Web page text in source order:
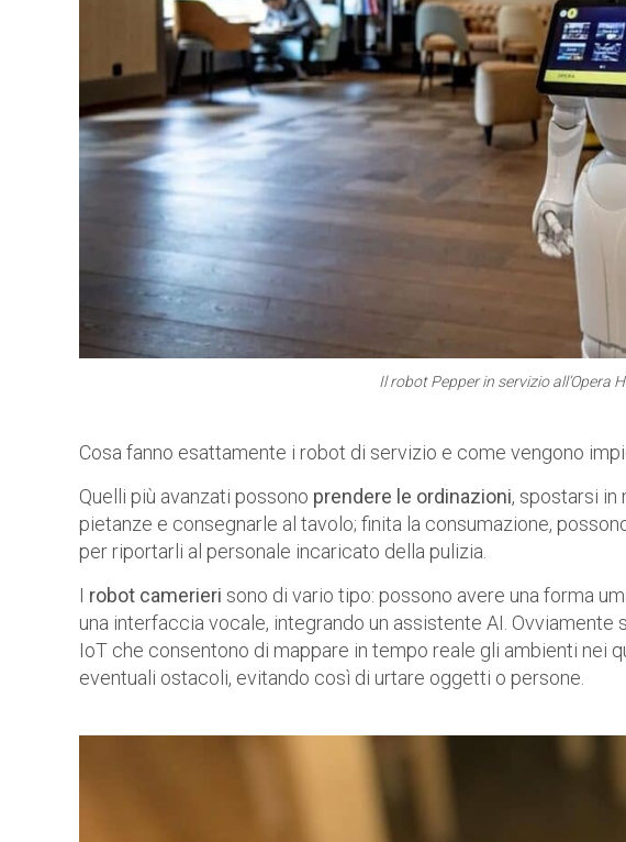
Il robot Pepper in servizio all’Opera
Cosa fanno esattamente i robot di servizio e come vengono
Quelli più avanzati possono prendere le ordinazioni, spostarsi in
pietanze e consegnarle al tavolo; finita la consumazione,
per riportarli al personale incaricato della pulizia.
I robot camerieri sono di vario tipo: possono avere una forma
una interfaccia vocale, integrando un assistente AI.
IoT che consentono di mappare in tempo reale gli ambienti nei
eventuali ostacoli, evitando così di urtare oggetti o persone.